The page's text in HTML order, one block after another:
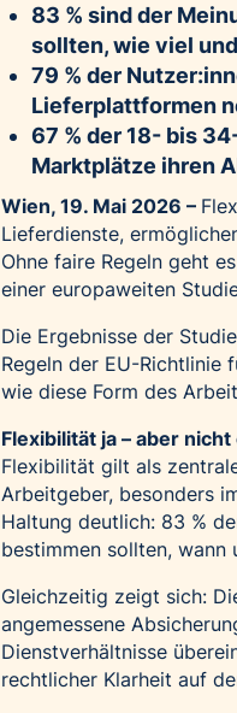
83 % sind der
sollten, wie viel
79 % der
Lieferplattformen
67 % der 18- bis
Marktplätze ihren
Wien, 19. Mai 2026 –
Lieferdienste,
Ohne faire Regeln geht
einer europaweiten
Die Ergebnisse der
Regeln der EU-Richtlinie
wie diese Form des
Flexibilität ja – aber
Flexibilität gilt als
Arbeitgeber, besonders
Haltung deutlich: 83 %
bestimmen sollten, wann
Gleichzeitig zeigt sich:
angemessene
Dienstverhältnisse
rechtlicher Klarheit auf